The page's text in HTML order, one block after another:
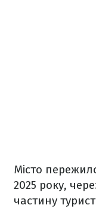
Місто
2025 року,
частину